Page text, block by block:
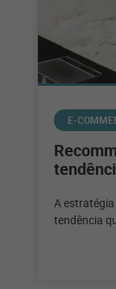
E-
A
tendência